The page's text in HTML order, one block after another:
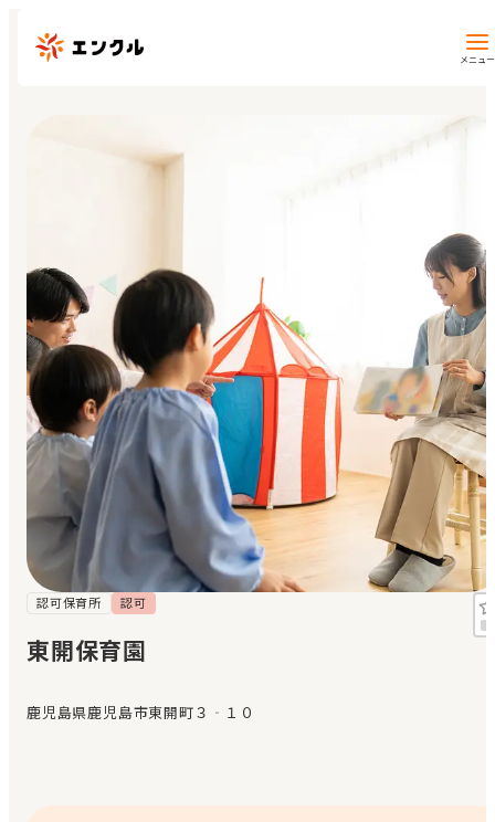
メニュー
地域から探す
マイページ
閲覧履歴
お気に入り
見学日記
メッセージ
おすすめの園
エンクルの特徴と活用方法
認可保育所 認可
東開保育園
鹿児島県鹿児島市東開町３‐１０